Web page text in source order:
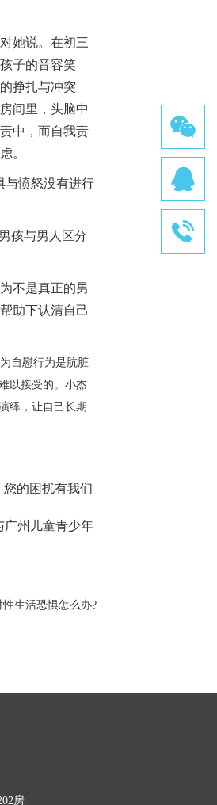
她说。在初三
子的音容笑
挣扎与冲突
间里，头脑中
中，而自我责
。
与愤怒没有进行
孩与男人区分
不是真正的男
助下认清自己
自慰行为是肮脏
以接受的。小杰
绎，让自己长期
您的困扰有我们
广州儿童青少年
性生活恐惧怎么办?
房